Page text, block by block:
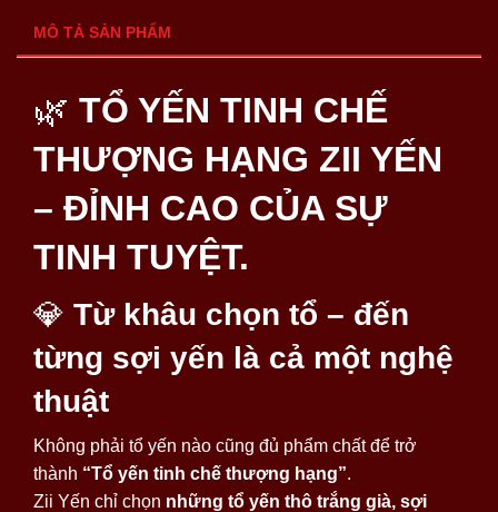
MÔ TẢ SẢN PHẨM
🌿 TỔ YẾN TINH CHẾ
THƯỢNG HẠNG ZII YẾN
– ĐỈNH CAO CỦA SỰ
TINH TUYỆT.
💎 Từ khâu chọn tổ – đến
từng sợi yến là cả một nghệ
thuật
Không phải tổ yến nào cũng đủ phẩm chất để trở
thành “Tổ yến tinh chế thượng hạng”.
Zii Yến chỉ chọn những tổ yến thô trắng già, sợi